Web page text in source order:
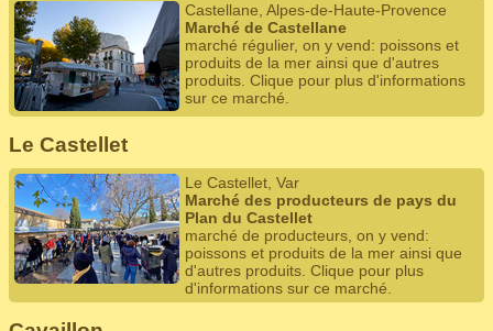
Castellane, Alpes-de-Haute-Provence
Marché de Castellane
marché régulier, on y vend: poissons et
produits de la mer ainsi que d'autres
produits. Clique pour plus d'informations
sur ce marché.
Le Castellet
Le Castellet, Var
Marché des producteurs de pays du
Plan du Castellet
marché de producteurs, on y vend:
poissons et produits de la mer ainsi que
d'autres produits. Clique pour plus
d'informations sur ce marché.